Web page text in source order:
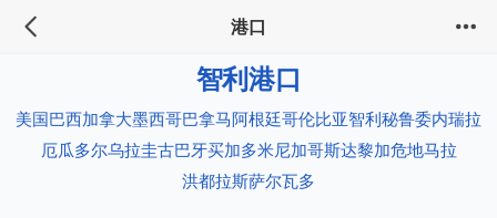
港口
智利港口
美国巴西加拿大墨西哥巴拿马阿根廷哥伦比亚智利秘鲁委内瑞拉
厄瓜多尔乌拉圭古巴牙买加多米尼加哥斯达黎加危地马拉
洪都拉斯萨尔瓦多